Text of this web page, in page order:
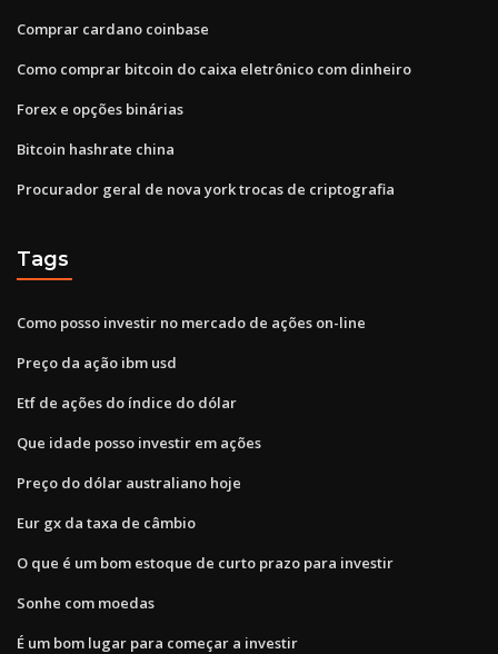
Comprar cardano coinbase
Como comprar bitcoin do caixa eletrônico com dinheiro
Forex e opções binárias
Bitcoin hashrate china
Procurador geral de nova york trocas de criptografia
Tags
Como posso investir no mercado de ações on-line
Preço da ação ibm usd
Etf de ações do índice do dólar
Que idade posso investir em ações
Preço do dólar australiano hoje
Eur gx da taxa de câmbio
O que é um bom estoque de curto prazo para investir
Sonhe com moedas
É um bom lugar para começar a investir